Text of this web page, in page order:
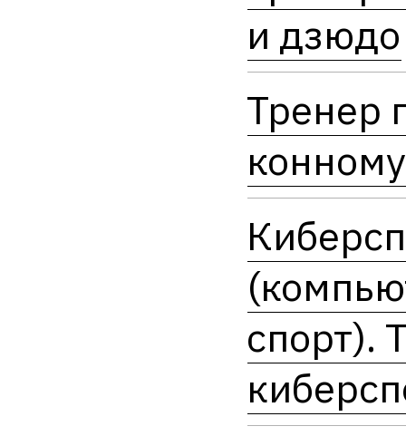
и дзюдо
Тренер
спорт).